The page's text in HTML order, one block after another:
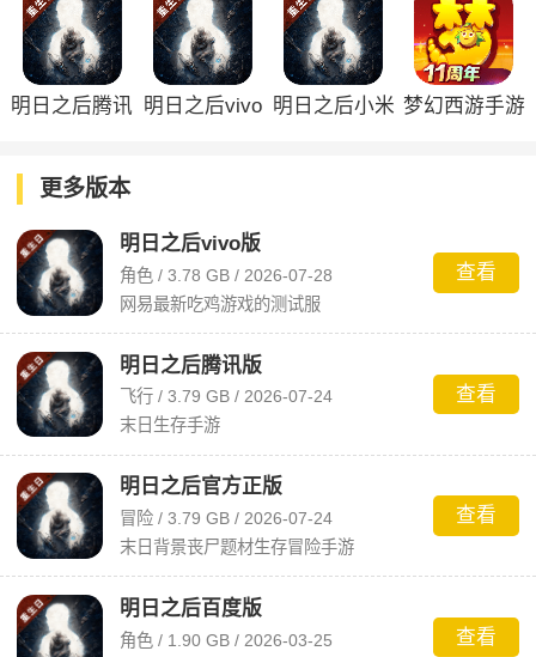
明日之后腾讯 明日之后vivo 明日之后小米 梦幻西游手游
更多版本
明日之后vivo版
角色 / 3.78 GB / 2026-07-28
网易最新吃鸡游戏的测试服
查看
明日之后腾讯版
飞行 / 3.79 GB / 2026-07-24
末日生存手游
查看
明日之后官方正版
冒险 / 3.79 GB / 2026-07-24
末日背景丧尸题材生存冒险手游
查看
明日之后百度版
角色 / 1.90 GB / 2026-03-25
查看